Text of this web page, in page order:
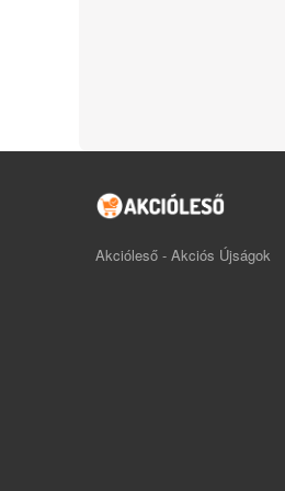
Akcióleső - Akciós Újságok